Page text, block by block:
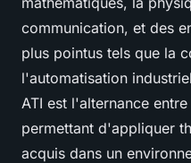
communication, et des
plus pointus tels que la
l'automatisation
ATI est l'alternance
permettant d'appliquer
acquis dans un